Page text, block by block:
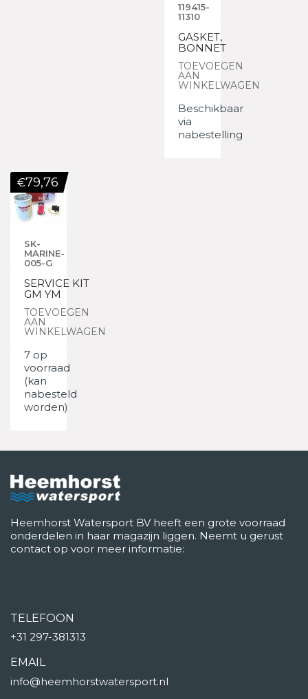
119415-
11310
GASKET,
BONNET
TOEVOEGEN
AAN
WINKELWAGEN
Beschikbaar
via
nabestelling
SK-
MARINE-
005-G
SERVICE KIT
GM YM
TOEVOEGEN
AAN
WINKELWAGEN
€79,76
7 op
voorraad
(kan
nabesteld
worden)
Heemhorst Watersport BV heeft een grote voorraad
onderdelen in haar magazijn liggen. Neemt u gerust
contact op voor meer informatie:
TELEFOON
+31 297-381313
EMAIL
info@heemhorstwatersport.nl